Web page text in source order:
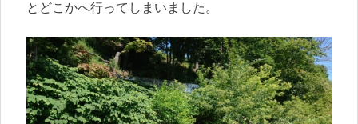
とどこかへ行ってしまいました。